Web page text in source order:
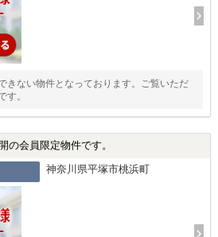
きない物件となっております。ご覧いただ
す。
の会員限定物件です。
神奈川県平塚市桃浜町